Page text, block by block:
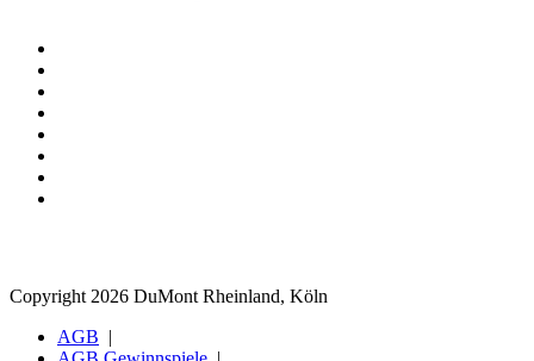
Copyright 2026 DuMont Rheinland, Köln
AGB